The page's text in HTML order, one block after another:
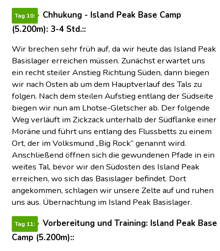
Tag 10:
Chhukung - Island Peak Base Camp
(5.200m): 3-4 Std.::
Wir brechen sehr früh auf, da wir heute das Island Peak
Basislager erreichen müssen. Zunächst erwartet uns
ein recht steiler Anstieg Richtung Süden, dann biegen
wir nach Osten ab um dem Hauptverlauf des Tals zu
folgen. Nach dem steilen Aufstieg entlang der Südseite
biegen wir nun am Lhotse-Gletscher ab. Der folgende
Weg verläuft im Zickzack unterhalb der Südflanke einer
Moräne und führt uns entlang des Flussbetts zu einem
Ort, der im Volksmund „Big Rock“ genannt wird.
Anschließend öffnen sich die gewundenen Pfade in ein
weites Tal, bevor wir den Südosten des Island Peak
erreichen, wo sich das Basislager befindet. Dort
angekommen, schlagen wir unsere Zelte auf und ruhen
uns aus. Übernachtung im Island Peak Basislager.
Tag 11:
Vorbereitung und Training: Island Peak Base
Camp (5.200m)::